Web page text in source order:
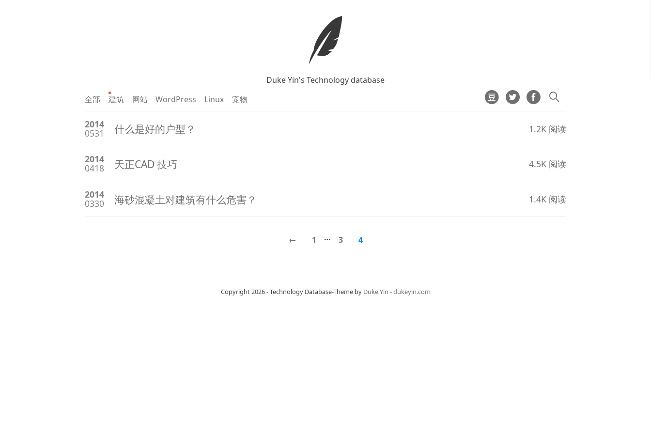
Duke Yin's Technology database
全部
建筑 网站 WordPress Linux 宠物
2014
0531 什么是好的户型？ 1.2K 阅读
2014
0418 天正CAD 技巧 4.5K 阅读
2014
0330 海砂混凝土对建筑有什么危害？ 1.4K 阅读
← 1 … 3 4
Copyright 2026 - Technology Database-Theme by Duke Yin - dukeyin.com